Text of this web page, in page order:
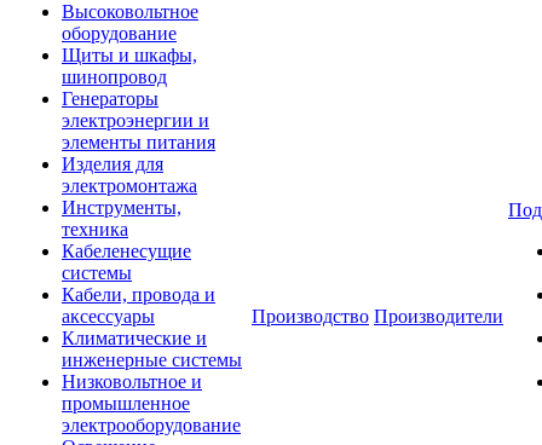
Высоковольтное
оборудование
Щиты и шкафы,
шинопровод
Генераторы
электроэнергии и
элементы питания
Изделия для
электромонтажа
Инструменты,
техника
Кабеленесущие
системы
Кабели, провода и
аксессуары
Климатические и
инженерные системы
Низковольтное и
промышленное
электрооборудование
Производство Производители